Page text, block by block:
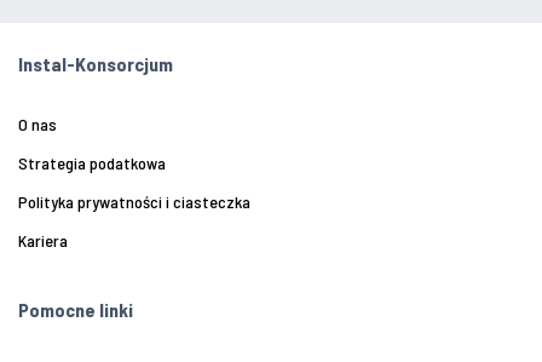
Instal-Konsorcjum
O nas
Strategia podatkowa
Polityka prywatności i ciasteczka
Kariera
Pomocne linki